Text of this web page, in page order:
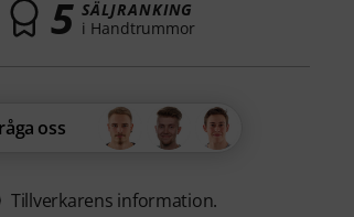
5 SÄLJRANKING
i Handtrummor
oss
Tillverkarens information.